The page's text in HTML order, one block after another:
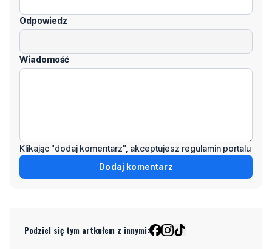
Odpowiedz
Wiadomość
Klikając "dodaj komentarz", akceptujesz regulamin portalu
Dodaj komentarz
Podziel się tym artkułem z innymi: